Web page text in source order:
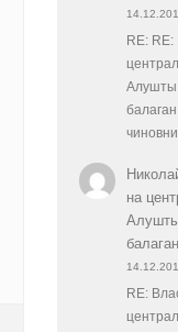
RE: RE:
Алушты
на
RE: